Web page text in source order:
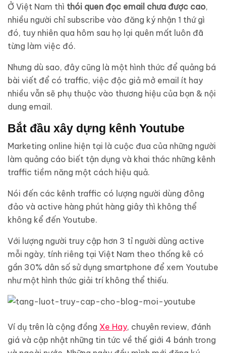
Ở Việt Nam thì thói quen đọc email chưa được cao,
nhiều người chỉ subscribe vào đăng ký nhận 1 thứ gì
đó, tuy nhiên qua hôm sau họ lại quên mất luôn đã
từng làm việc đó.
Nhưng dù sao, đây cũng là một hình thức để quảng bá
bài viết để có traffic, việc độc giả mở email ít hay
nhiều vẫn sẽ phụ thuộc vào thương hiệu của bạn & nội
dung email.
Bắt đầu xây dựng kênh Youtube
Marketing online hiện tại là cuộc đua của những người
làm quảng cáo biết tận dụng và khai thác những kênh
traffic tiềm năng một cách hiệu quả.
Nói đến các kênh traffic có lượng người dùng đông
đảo và active hàng phút hàng giây thì không thể
không kể đến Youtube.
Với lượng người truy cập hơn 3 tỉ người dùng active
mỗi ngày, tính riêng tại Việt Nam theo thống kê có
gần 30% dân số sử dụng smartphone để xem Youtube
như một hình thức giải trí không thể thiếu.
Ví dụ trên là cộng đồng Xe Hay, chuyên review, đánh
giá và cập nhật những tin tức về thế giới 4 bánh trong